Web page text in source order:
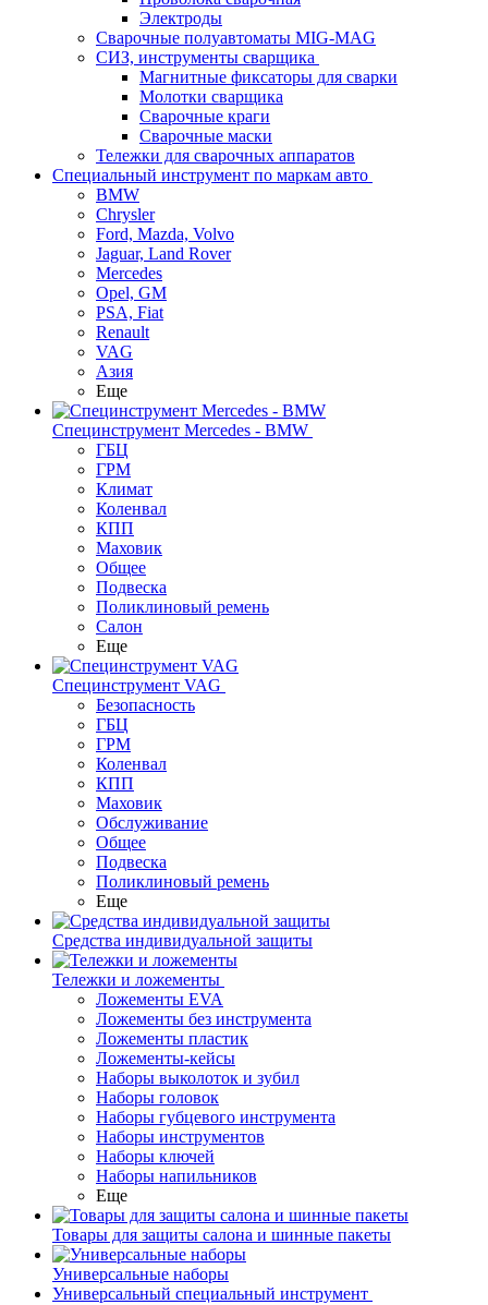
Электроды
Сварочные полуавтоматы MIG-MAG
СИЗ, инструменты сварщика
Магнитные фиксаторы для сварки
Молотки сварщика
Сварочные краги
Сварочные маски
Тележки для сварочных аппаратов
Специальный инструмент по маркам авто
BMW
Chrysler
Ford, Mazda, Volvo
Jaguar, Land Rover
Mercedes
Opel, GM
PSA, Fiat
Renault
VAG
Азия
Еще
Специнструмент Mercedes - BMW
ГБЦ
ГРМ
Климат
Коленвал
КПП
Маховик
Общее
Подвеска
Поликлиновый ремень
Салон
Еще
Специнструмент VAG
Безопасность
ГБЦ
ГРМ
Коленвал
КПП
Маховик
Обслуживание
Общее
Подвеска
Поликлиновый ремень
Еще
Средства индивидуальной защиты
Тележки и ложементы
Ложементы EVA
Ложементы без инструмента
Ложементы пластик
Ложементы-кейсы
Наборы выколоток и зубил
Наборы головок
Наборы губцевого инструмента
Наборы инструментов
Наборы ключей
Наборы напильников
Еще
Товары для защиты салона и шинные пакеты
Универсальные наборы
Универсальный специальный инструмент